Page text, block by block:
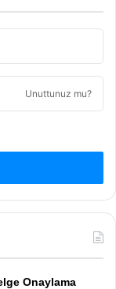
Unuttunuz mu?
Onaylama